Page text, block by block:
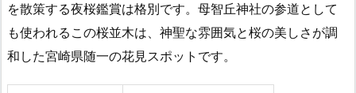
を散策する夜桜鑑賞は格別です。母智丘神社の参道として
も使われるこの桜並木は、神聖な雰囲気と桜の美しさが調
和した宮崎県随一の花見スポットです。